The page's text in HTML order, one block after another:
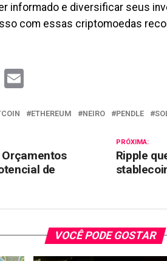
informado e diversificar seus
com essas criptomoedas
Reddit
ETHEREUM NEIRO PENDLE
PRÓXIMA:
Ripple
de
VOCÊ PODE GOSTAR